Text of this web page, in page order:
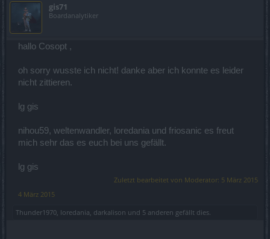
gis71
Boardanalytiker
hallo Cosopt ,
oh sorry wusste ich nicht! danke aber ich konnte es leider
nicht zittieren.
lg gis
nihou59, weltenwandler, loredania und friosanic es freut
mich sehr das es euch bei uns gefällt.
lg gis
Zuletzt bearbeitet von Moderator: 5 März 2015
4 März 2015
Thunder1970 loredania darkalison und 5 anderen gefällt dies.